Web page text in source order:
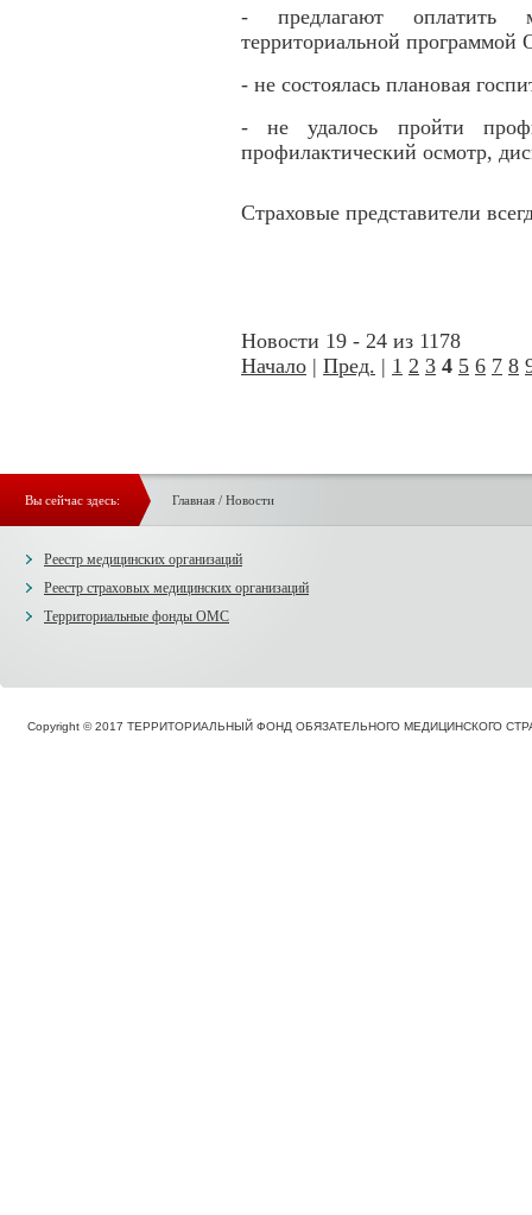
- предлагают оплатить
территориальной
- не состоялась плановая
- не удалось пройти
профилактический осмотр,
Страховые представители
Новости 19 - 24 из 1178
Начало | Пред. | 1 2 3 4 5 6 7 8
Вы сейчас здесь: Главная/ Новости
Реестр медицинских организаций
Реестр страховых медицинских организаций
Территориальные фонды ОМС
Copyright © 2017 ТЕРРИТОРИАЛЬНЫЙ ФОНД ОБЯЗАТЕЛЬНОГО МЕДИЦИНСКОГО